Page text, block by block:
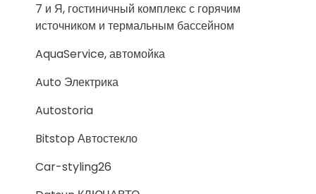
7 и Я, гостиничный комплекс с горячим
источником и термальным бассейном
AquaService, автомойка
Auto Электрика
Autostoria
Bitstop Автостекло
Car-styling26